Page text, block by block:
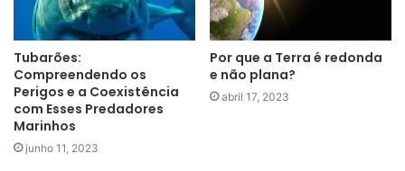
Tubarões:
Compreendendo os
Perigos e a Coexistência
com Esses Predadores
Marinhos
junho 11, 2023
Por que a Terra é redonda
e não plana?
abril 17, 2023